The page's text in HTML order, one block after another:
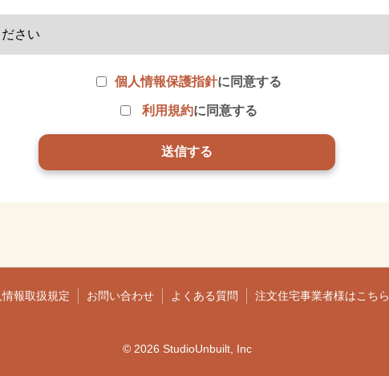
個人情報保護指針に同意する
利用規約に同意する
報取扱規定 お問い合わせ よくある質問 注文住宅事業者様はこちら
© 2026 StudioUnbuilt, Inc